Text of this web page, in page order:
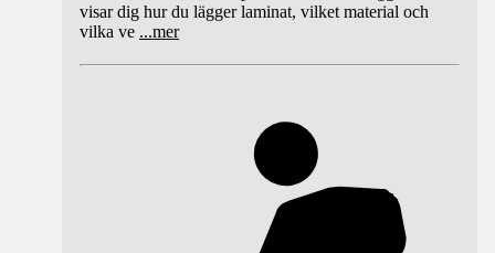
visar dig hur du lägger laminat, vilket material och
vilka ve ...mer